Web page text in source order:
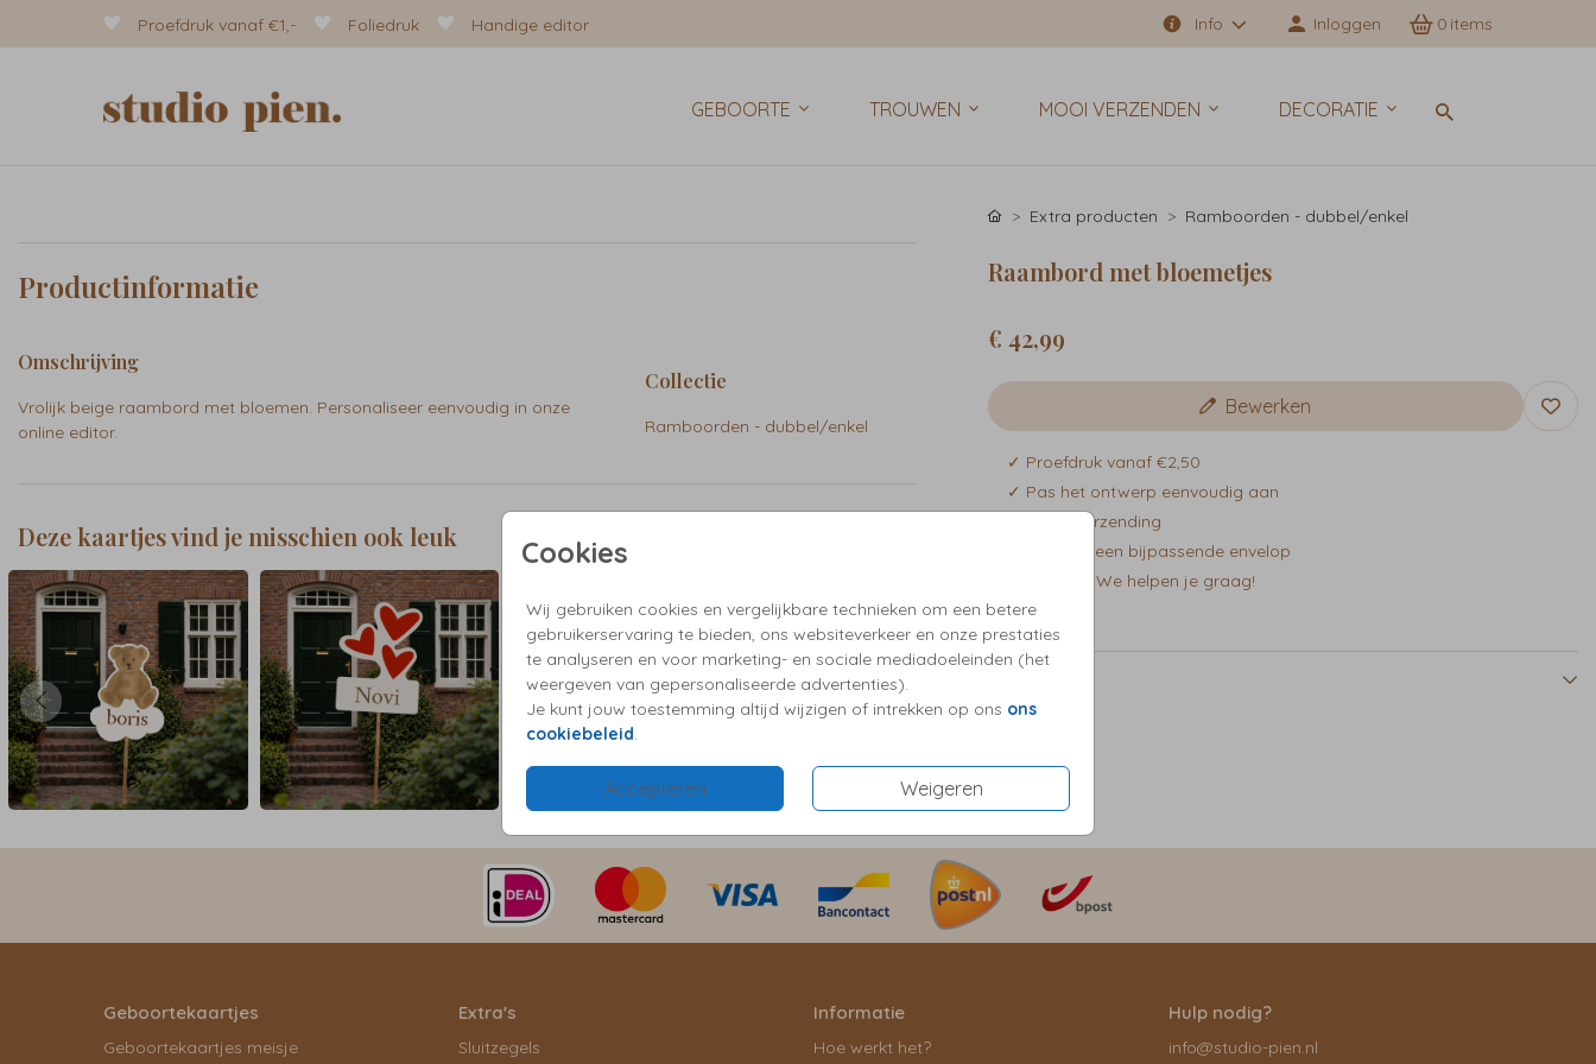
Proefdruk vanaf €1,- Foliedruk Handige editor Info Inloggen 0
GEBOORTE TROUWEN MOOI VERZENDEN DECORATIE
Cookies
Wij gebruiken cookies en vergelijkbare technieken om een betere
gebruikerservaring te bieden, ons websiteverkeer en onze prestaties
te analyseren en voor marketing- en sociale mediadoeleinden (het
weergeven van gepersonaliseerde advertenties).
Je kunt jouw toestemming altijd wijzigen of intrekken op ons ons
cookiebeleid.
Accepteren Weigeren
Productinformatie
Omschrijving
Vrolijk beige raambord met bloemen. Personaliseer eenvoudig in onze
online editor.
Collectie
Ramboorden - dubbel/enkel
Deze kaartjes vind je misschien ook leuk
Extra producten Ramboorden - dubbel/enkel
Raambord met bloemetjes
€ 42,99
Bewerken
✓ Proefdruk vanaf €2,50
✓ Pas het ontwerp eenvoudig aan
✓ Snelle verzending
✓ Kies zelf een bijpassende envelop
✓ Vragen? We helpen je graag!
Geboortekaartjes
Geboortekaartjes meisje
Extra's
Sluitzegels
Informatie
Hoe werkt het?
Hulp nodig?
info@studio-pien.nl